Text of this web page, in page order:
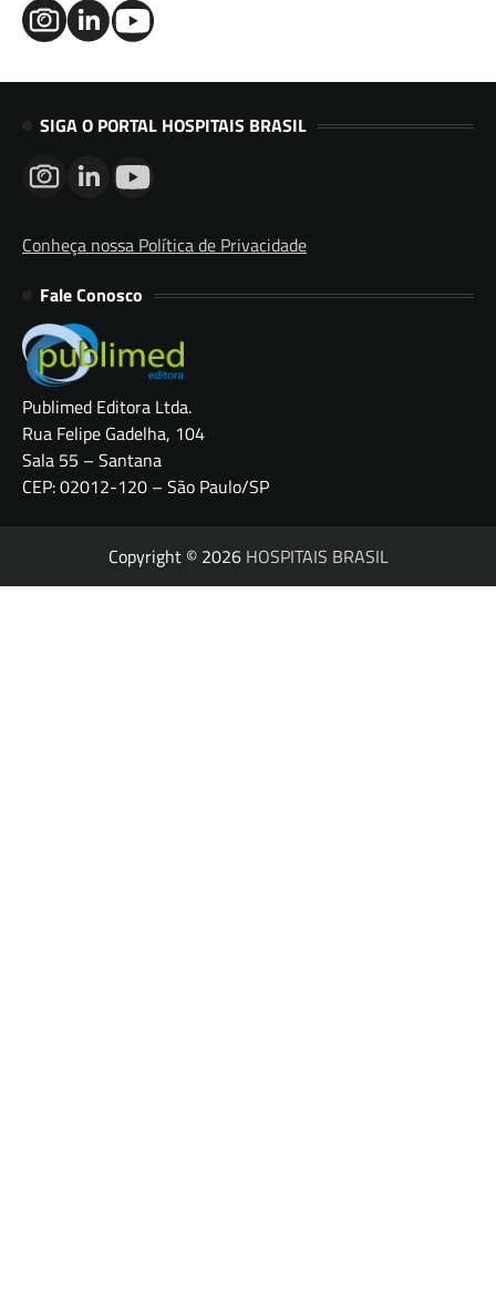
SIGA O PORTAL HOSPITAIS BRASIL
Conheça nossa Política de Privacidade
Fale Conosco
Publimed Editora Ltda.
Rua Felipe Gadelha, 104
Sala 55 – Santana
CEP: 02012-120 – São Paulo/SP
Copyright © 2026 HOSPITAIS BRASIL